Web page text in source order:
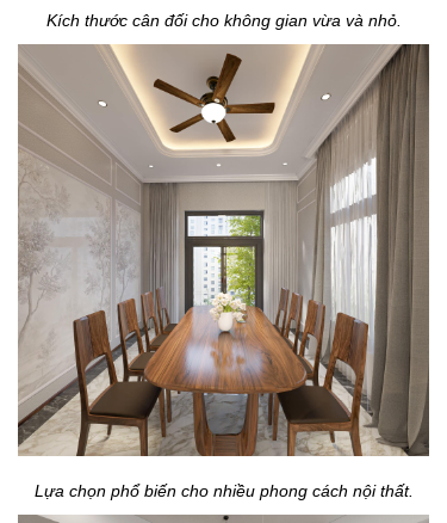
Kích thước cân đối cho không gian vừa và nhỏ.
Lựa chọn phổ biến cho nhiều phong cách nội thất.